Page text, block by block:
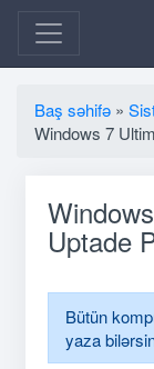
Baş səhifə »
Windows 7
Uptade
Bütün
yaza